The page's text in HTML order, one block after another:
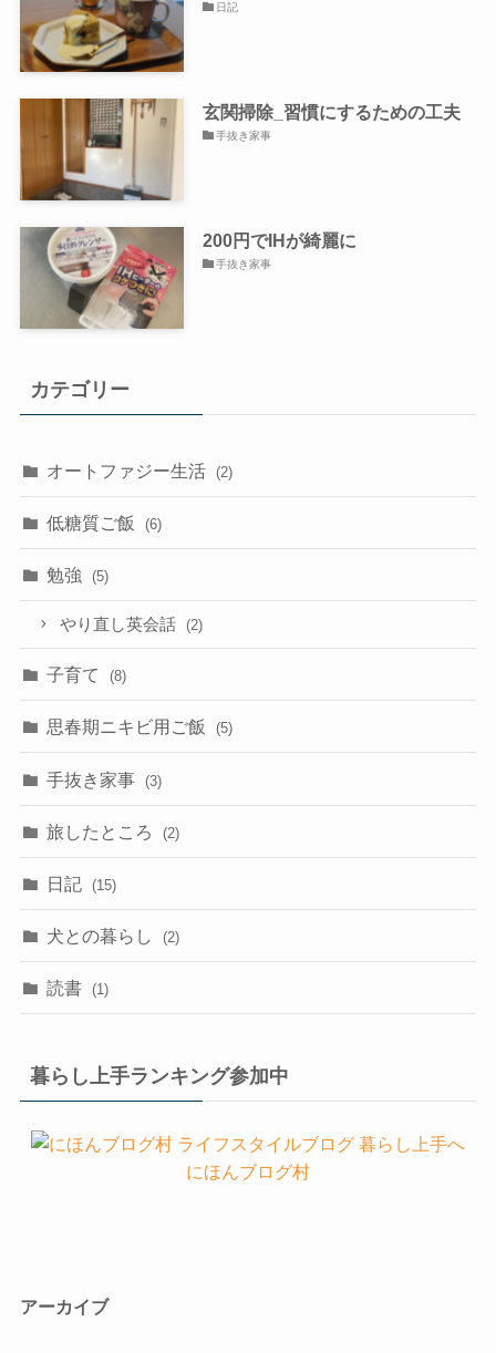
日記
玄関掃除_習慣にするための工夫
手抜き家事
200円でIHが綺麗に
手抜き家事
カテゴリー
オートファジー生活 (2)
低糖質ご飯 (6)
勉強 (5)
やり直し英会話 (2)
子育て (8)
思春期ニキビ用ご飯 (5)
手抜き家事 (3)
旅したところ (2)
日記 (15)
犬との暮らし (2)
読書 (1)
暮らし上手ランキング参加中
にほんブログ村
アーカイブ